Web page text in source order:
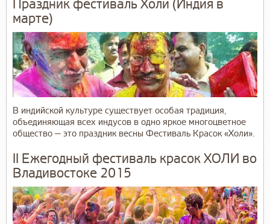
Праздник фестиваль Холи (Индия в
марте)
В индийской культуре существует особая традиция,
объединяющая всех индусов в одно яркое многоцветное
общество — это праздник весны Фестиваль Красок «Холи».
II Ежегодный фестиваль красок ХОЛИ во
Владивостоке 2015